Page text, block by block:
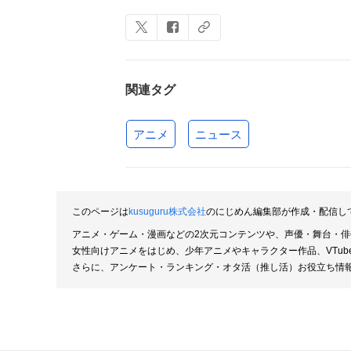
関連タグ
アニメ ニュース
このページはkusuguru株式会社のにじめん編集部が作成・配信
アニメ・ゲーム・漫画などの2次元コンテンツや、声優・舞台・
女性向けアニメをはじめ、少年アニメやキャラクター作品、
さらに、アンケート・ランキング・オタ活（推し活）お役立ち